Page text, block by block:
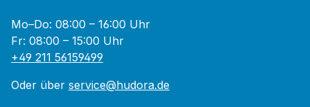
Mo–Do: 08:00 – 16:00 Uhr
Fr: 08:00 – 15:00 Uhr
+49 211 56159499
Oder über service@hudora.de